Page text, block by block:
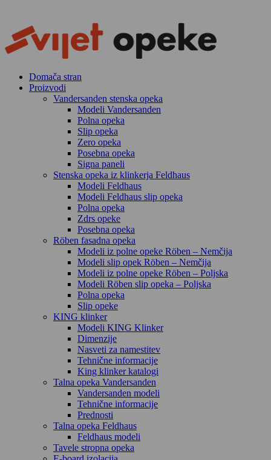
content
Domača stran
Proizvodi
Vandersanden stenska opeka
Modeli Vandersanden
Polna opeka
Slip opeka
Zero opeka
Posebna opeka
Signa paneli
Stenska opeka iz klinkerja Feldhaus
Modeli Feldhaus
Modeli Feldhaus slip opeka
Polna opeka
Zdrs opeke
Posebna opeka
Röben fasadna opeka
Modeli iz polne opeke Röben – Nemčija
Modeli slip opek Röben – Nemčija
Modeli iz polne opeke Röben – Poljska
Modeli Röben slip opeka – Poljska
Polna opeka
Slip opeke
KING klinker
Modeli KING Klinker
Dimenzije
Nasveti za namestitev
Tehnične informacije
King klinker katalogi
Talna opeka Vandersanden
Vandersanden modeli
Tehnične informacije
Prednosti
Talna opeka Feldhaus
Feldhaus modeli
Tavele stropna opeka